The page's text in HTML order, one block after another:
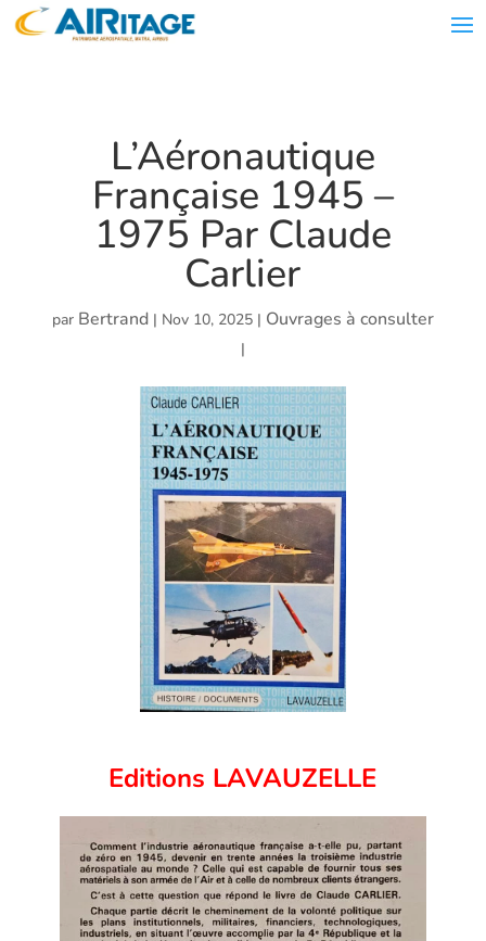
L’Aéronautique
Française 1945 –
1975 Par Claude
Carlier
par Bertrand| Nov 10, 2025| Ouvrages à consulter
|
Editions LAVAUZELLE